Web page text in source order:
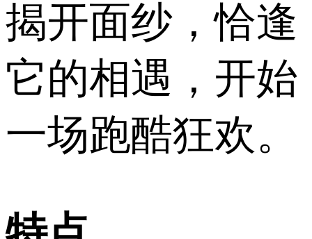
揭开面纱，恰逢
它的相遇，开始
一场跑酷狂欢。